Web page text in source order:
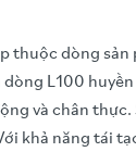
thuộc dòng
L100
và chân
khả năng tái